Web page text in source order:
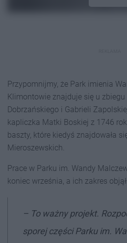
Przypomnijmy, że Park imienia
Klimontowie znajduje się u
Dobrzańskiego i Gabrieli
kapliczka Matki Boskiej z 1746
baszty, które kiedyś znajdowała
Mieroszewskich.
Prace w Parku im. Wandy
koniec września, a ich zakres
– To ważny projekt.
sporej części Parku im.